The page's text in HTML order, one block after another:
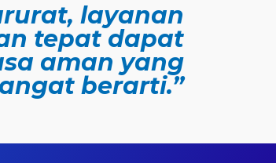
layanan
tepat dapat
aman yang
berarti.”